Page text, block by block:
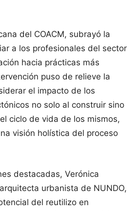
del COACM, subrayó la
a los profesionales del sector
hacia prácticas más
puso de relieve la
el impacto de los
no solo al construir sino
ciclo de vida de los mismos,
visión holística del proceso
destacadas, Verónica
urbanista de NUNDO,
del reutilizo en